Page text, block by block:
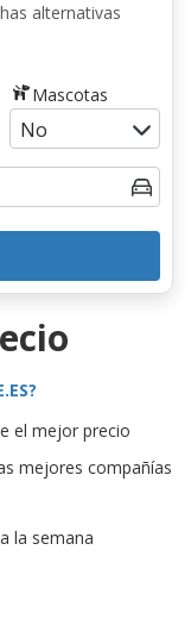
alternativas
Mascotas
el mejor precio
mejores compañías
la semana